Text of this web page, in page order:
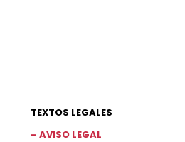
TEXTOS LEGALES
AVISO LEGAL